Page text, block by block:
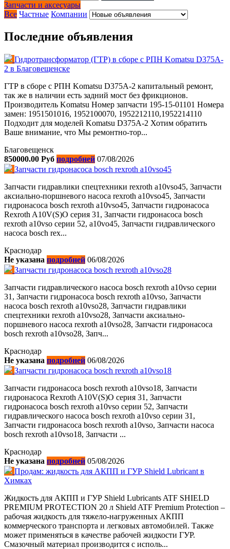
Запчасти и аксесуары
Все Частные Компании
Последние объявления
Гидротрансформатор (ГТР) в сборе с РПН Komatsu D375A-
2 в Благовещенске
ГТР в сборе с РПН Komatsu D375A-2 капитальный ремонт,
так же в наличии есть задний мост без фрикционов.
Производитель Komatsu Номер запчасти 195-15-01101 Номера
замен: 1951501016, 1952100070, 1952212110,1952214110
Подходит для моделей Komatsu D375A-2 Хотим обратить
Ваше внимание, что Мы ремонтно-тор...
Благовещенск
850000.00 Руб подробней 07/08/2026
Запчасти гидронасоса bosch rexroth a10vso45
Запчасти гидравлики спецтехники rexroth a10vso45, Запчасти
аксиально-поршневого насоса rexroth a10vso45, Запчасти
гидронасоса bosch rexroth a10vso45, Запчасти гидронасоса
Rexroth A10V(S)O серия 31, Запчасти гидронасоса bosch
rexroth a10vso серии 52, a10vo45, Запчасти гидравлического
насоса bosch rex...
Краснодар
Не указана подробней 06/08/2026
Запчасти гидронасоса bosch rexroth a10vso28
Запчасти гидравлического насоса bosch rexroth a10vso серии
31, Запчасти гидронасоса bosch rexroth a10vso, Запчасти
насоса bosch rexroth a10vso28, Запчасти гидравлики
спецтехники rexroth a10vso28, Запчасти аксиально-
поршневого насоса rexroth a10vso28, Запчасти гидронасоса
bosch rexroth a10vso28, Запч...
Краснодар
Не указана подробней 06/08/2026
Запчасти гидронасоса bosch rexroth a10vso18
Запчасти гидронасоса bosch rexroth a10vso18, Запчасти
гидронасоса Rexroth A10V(S)O серия 31, Запчасти
гидронасоса bosch rexroth a10vso серии 52, Запчасти
гидравлического насоса bosch rexroth a10vso серии 31,
Запчасти гидронасоса bosch rexroth a10vso, Запчасти насоса
bosch rexroth a10vso18, Запчасти ...
Краснодар
Не указана подробней 05/08/2026
Продам: жидкость для АКПП и ГУР Shield Lubricant в
Химках
Жидкость для АКПП и ГУР Shield Lubricants ATF SHIELD
PREMIUM PROTECTION 20 л Shield ATF Premium Protection –
рабочая жидкость для тяжело-нагруженных АКПП
коммерческого транспорта и легковых автомобилей. Также
может применяться в качестве рабочей жидкости ГУР.
Смазочный материал производится с исполь...